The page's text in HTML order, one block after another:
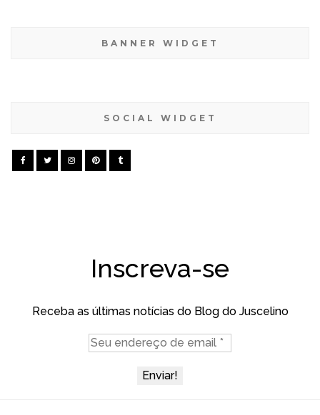
BANNER WIDGET
SOCIAL WIDGET
Inscreva-se
Receba as últimas notícias do Blog do Juscelino